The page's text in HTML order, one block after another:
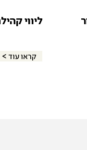
ליווי
< קראו עוד